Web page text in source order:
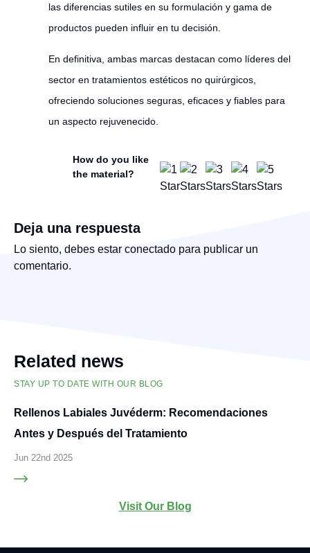
las diferencias sutiles en su formulación y gama de
productos pueden influir en tu decisión.
En definitiva, ambas marcas destacan como líderes del
sector en tratamientos estéticos no quirúrgicos,
ofreciendo soluciones seguras, eficaces y fiables para
un aspecto rejuvenecido.
How do you like
the material?
Deja una respuesta
Lo siento, debes estarconectado para publicar un
comentario.
Related news
STAY UP TO DATE WITH OUR BLOG
Rellenos Labiales Juvéderm: Recomendaciones
Antes y Después del Tratamiento
Jun 22nd 2025
Visit Our Blog